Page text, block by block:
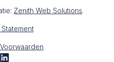
Zenith Web Solutions.